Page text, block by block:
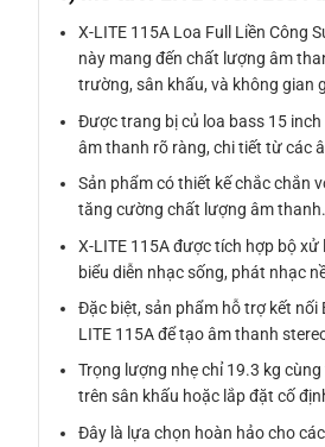
X-LITE 115A Loa Full Liền Công
này mang đến chất lượng âm
trường, sân khấu, và không gian
Được trang bị củ loa bass 15
âm thanh rõ ràng, chi tiết từ các
Sản phẩm có thiết kế chắc chắn
tăng cường chất lượng âm thanh.
X-LITE 115A được tích hợp bộ
biểu diễn nhạc sống, phát nhạc
Đặc biệt, sản phẩm hỗ trợ kết
LITE 115A để tạo âm thanh
Trọng lượng nhẹ chỉ 19.3 kg
trên sân khấu hoặc lắp đặt cố
Đây là lựa chọn hoàn hảo cho